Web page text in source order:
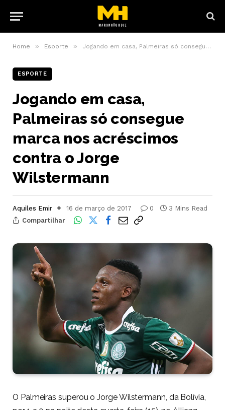
Home » Esporte » Jogando em casa, Palmeiras só consegue marca nos acréscimos contra o Jorge Wilstermann
ESPORTE
Jogando em casa,
Palmeiras só consegue
marca nos acréscimos
contra o Jorge
Wilstermann
Aquiles Emir 16 de março de 2017 0
3 Mins Read
Compartilhar
O Palmeiras superou o Jorge Wilstermann, da Bolívia,